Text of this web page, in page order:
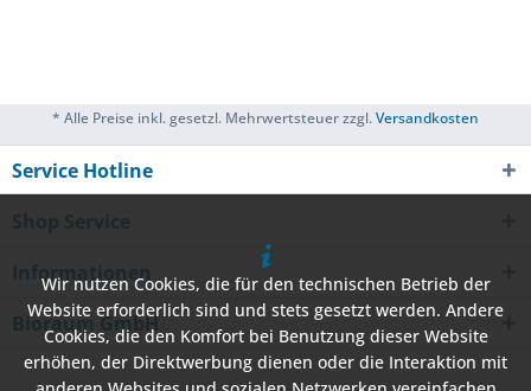
* Alle Preise inkl. gesetzl. Mehrwertsteuer zzgl.Versandkosten
Service Hotline
Shop Service
Informationen
Bioraum GmbH
Wir nutzen Cookies, die für den technischen Betrieb der
Website erforderlich sind und stets gesetzt werden. Andere
Cookies, die den Komfort bei Benutzung dieser Website
erhöhen, der Direktwerbung dienen oder die Interaktion mit